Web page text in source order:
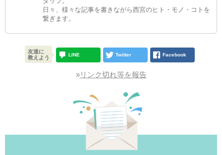
日々、様々な記事を書きながら西宮のヒト・モノ・コトを
繋ぎます。
友達に
教えよう
LINE Twitter Facebook
»リンク切れ等を報告